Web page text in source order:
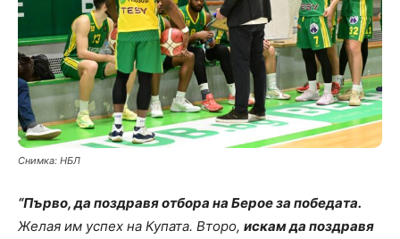
Снимка: НБЛ
“Първо, да поздравя отбора на Берое за победата.
Желая им успех на Купата. Второ, искам да поздравя